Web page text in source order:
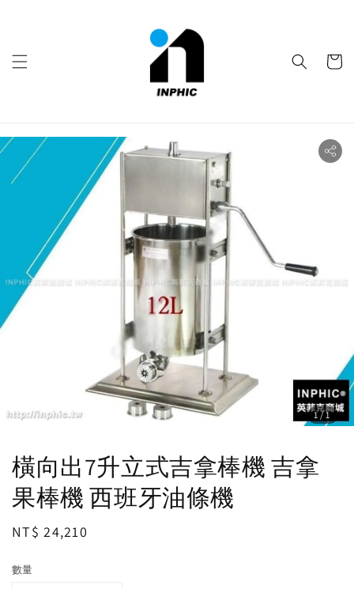
1/1
橫向出7升立式吉拿棒機 吉拿
果棒機 西班牙油條機
Regular
NT$ 24,210
數量